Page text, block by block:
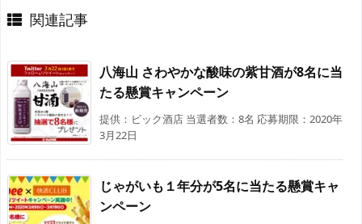
関連記事
八海山 さわやかな酸味の紫甘酒が8名に当
たる懸賞キャンペーン
提供：ビック酒店 当選者数：8名 応募期限：2020年
3月22日
じゃがいも１年分が5名に当たる懸賞キャ
ンペーン